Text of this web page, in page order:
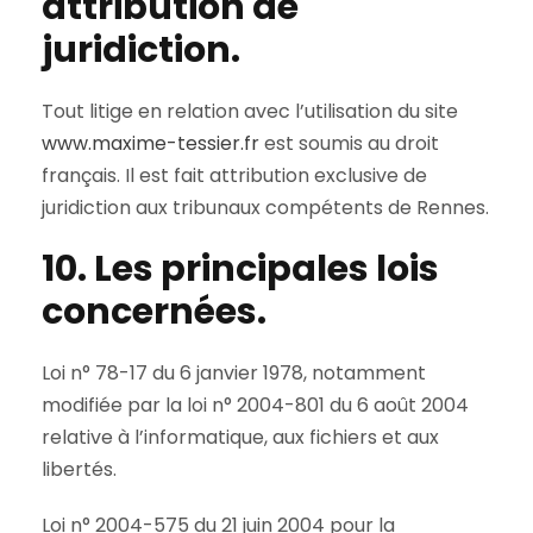
juridiction.
Tout litige en relation avec l’utilisation du site
www.maxime-tessier.frest soumis au droit
français. Il est fait attribution exclusive de
juridiction aux tribunaux compétents de Rennes.
10. Les principales lois
concernées.
Loi n° 78-17 du 6 janvier 1978, notamment
modifiée par la loi n° 2004-801 du 6 août 2004
relative à l’informatique, aux fichiers et aux
libertés.
Loi n° 2004-575 du 21 juin 2004 pour la